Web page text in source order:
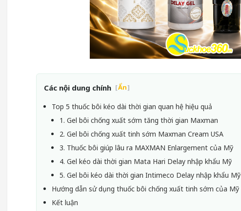
Các nội dung chính [Ẩn]
Top 5 thuốc bôi kéo dài thời gian quan hệ hiệu quả
1. Gel bôi chống xuất sớm tăng thời gian Maxman
2. Gel bôi chống xuất tinh sớm Maxman Cream USA
3. Thuốc bôi giúp lâu ra MAXMAN Enlargement của Mỹ
4. Gel kéo dài thời gian Mata Hari Delay nhập khẩu Mỹ
5. Gel bôi kéo dài thời gian Intimeco Delay nhập khẩu Mỹ
Hướng dẫn sử dụng thuốc bôi chống xuất tinh sớm của Mỹ
Kết luận